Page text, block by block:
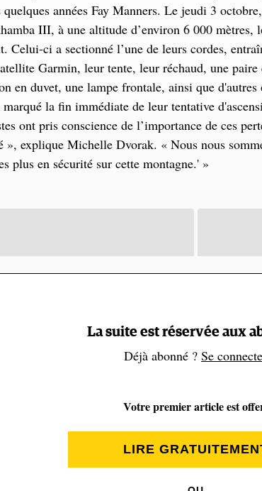
quelques années Fay Manners. Le jeudi 3
III, à une altitude d’environ 6 000 mètres,
Celui-ci a sectionné l’une de leurs cordes,
Garmin, leur tente, leur réchaud, une
en duvet, une lampe frontale, ainsi que d'autres
marqué la fin immédiate de leur tentative
ont pris conscience de l’importance de ces
», explique Michelle Dvorak. « Nous nous
plus en sécurité sur cette montagne.' »
La suite est réservée aux
Déjà abonné ? Se
Votre premier article est
LIRE